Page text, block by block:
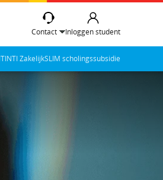
Contact Inloggen student
NTI ZakelijkSLIM scholingssubsidie